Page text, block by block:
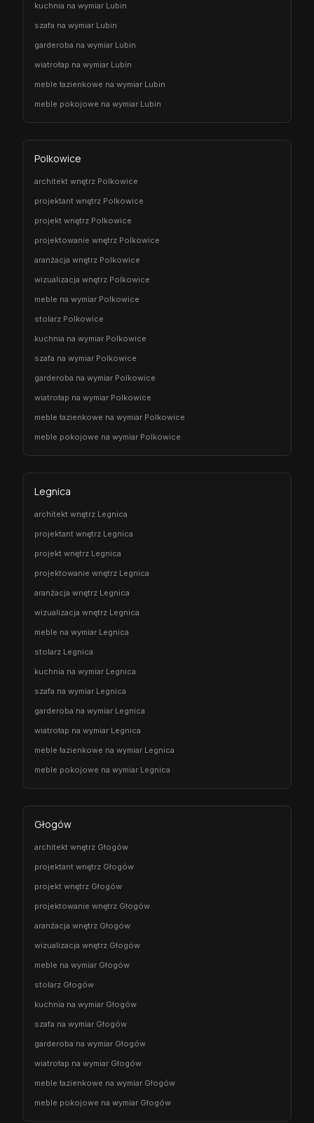
kuchnia na wymiar Lubin
szafa na wymiar Lubin
garderoba na wymiar Lubin
wiatrołap na wymiar Lubin
meble łazienkowe na wymiar Lubin
meble pokojowe na wymiar Lubin
Polkowice
architekt wnętrz Polkowice
projektant wnętrz Polkowice
projekt wnętrz Polkowice
projektowanie wnętrz Polkowice
aranżacja wnętrz Polkowice
wizualizacja wnętrz Polkowice
meble na wymiar Polkowice
stolarz Polkowice
kuchnia na wymiar Polkowice
szafa na wymiar Polkowice
garderoba na wymiar Polkowice
wiatrołap na wymiar Polkowice
meble łazienkowe na wymiar Polkowice
meble pokojowe na wymiar Polkowice
Legnica
architekt wnętrz Legnica
projektant wnętrz Legnica
projekt wnętrz Legnica
projektowanie wnętrz Legnica
aranżacja wnętrz Legnica
wizualizacja wnętrz Legnica
meble na wymiar Legnica
stolarz Legnica
kuchnia na wymiar Legnica
szafa na wymiar Legnica
garderoba na wymiar Legnica
wiatrołap na wymiar Legnica
meble łazienkowe na wymiar Legnica
meble pokojowe na wymiar Legnica
Głogów
architekt wnętrz Głogów
projektant wnętrz Głogów
projekt wnętrz Głogów
projektowanie wnętrz Głogów
aranżacja wnętrz Głogów
wizualizacja wnętrz Głogów
meble na wymiar Głogów
stolarz Głogów
kuchnia na wymiar Głogów
szafa na wymiar Głogów
garderoba na wymiar Głogów
wiatrołap na wymiar Głogów
meble łazienkowe na wymiar Głogów
meble pokojowe na wymiar Głogów